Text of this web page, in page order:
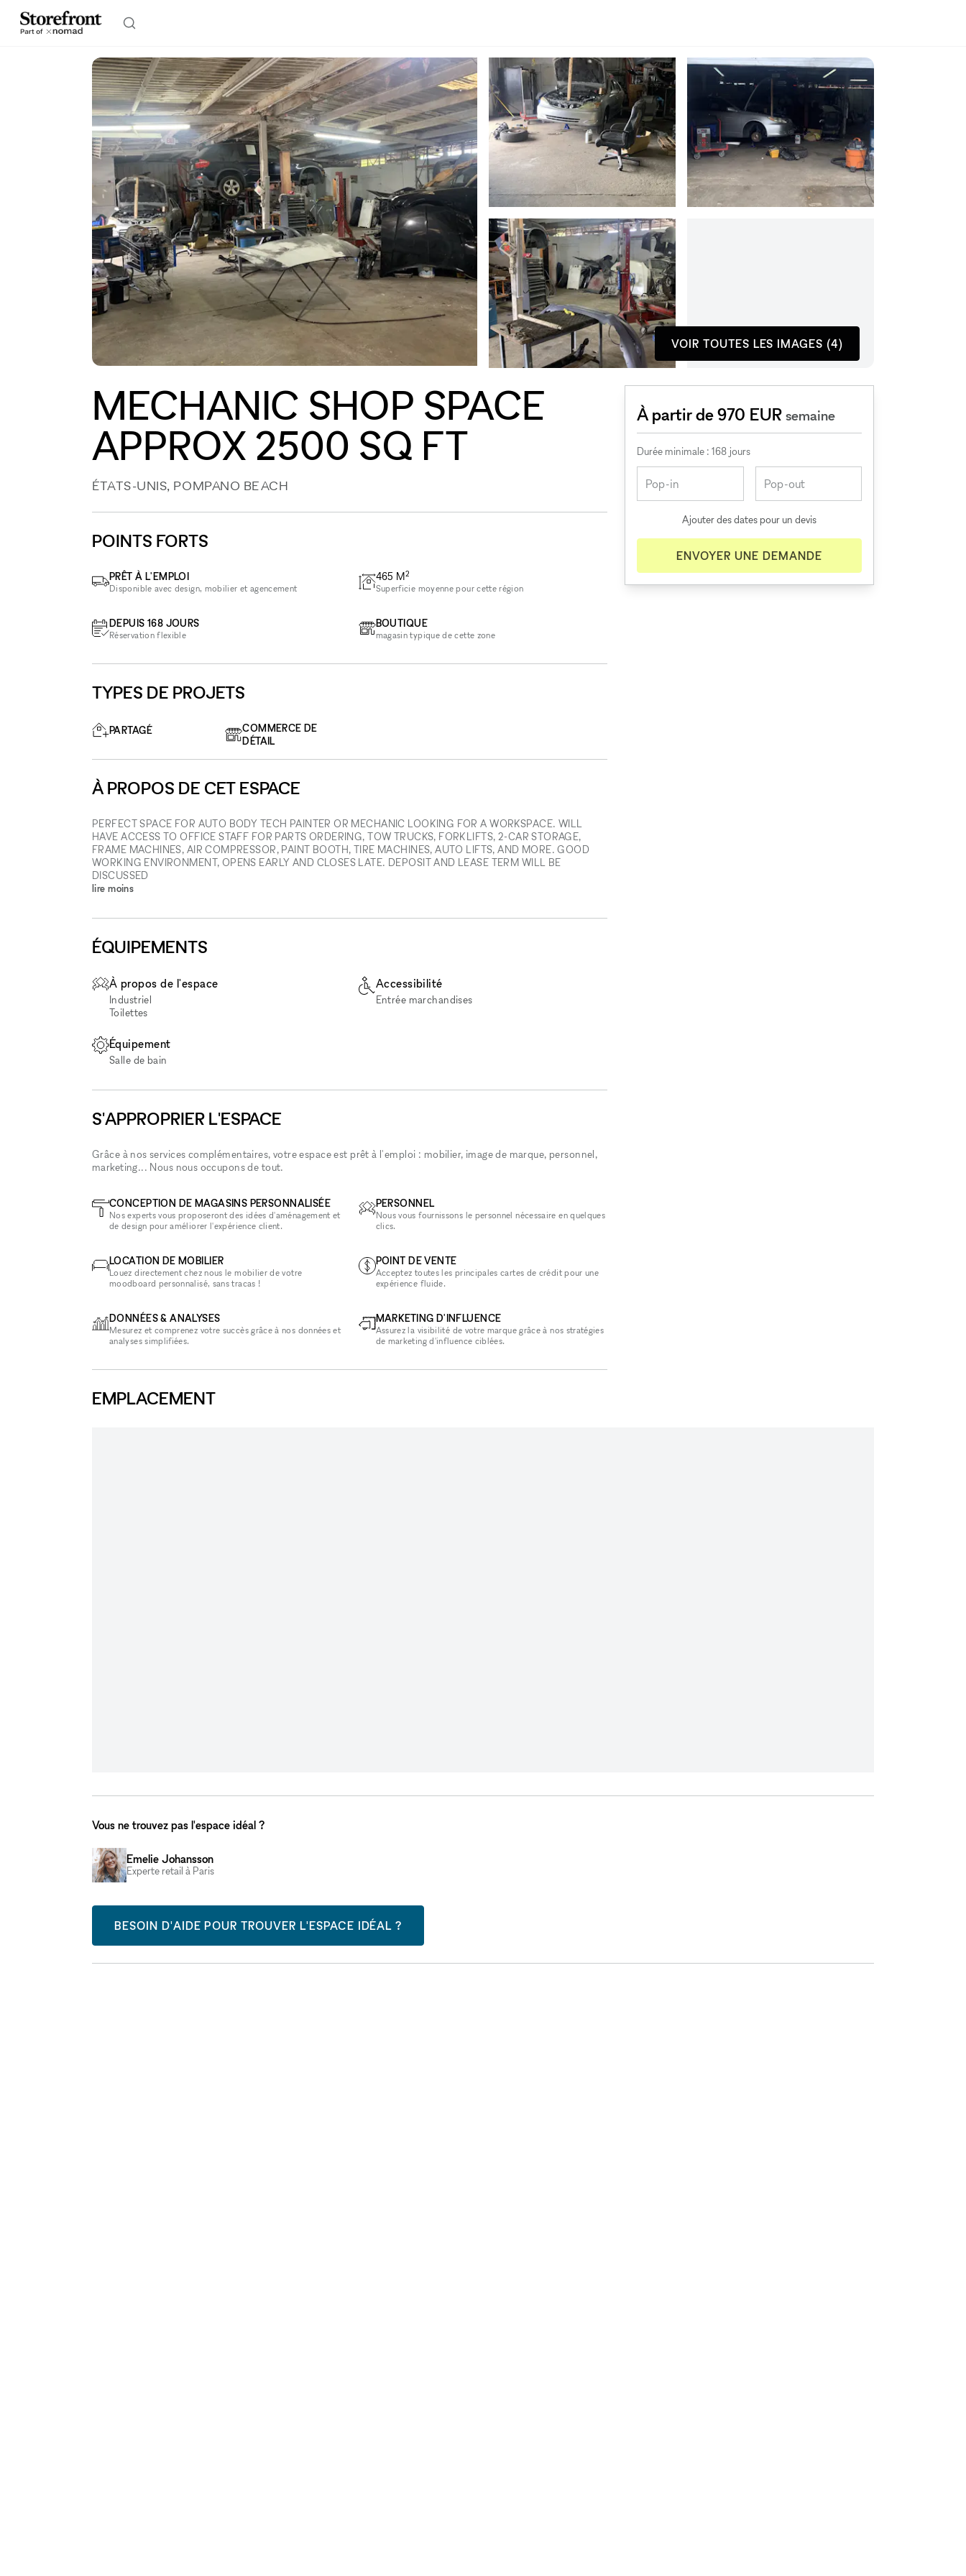
VOIR TOUTES LES IMAGES (4)
MECHANIC SHOP SPACE
APPROX 2500 SQ FT
ÉTATS-UNIS, POMPANO BEACH
POINTS FORTS
PRÊT À L'EMPLOI
Disponible avec design, mobilier et agencement
DEPUIS 168 JOURS
Réservation flexible
465 M2
Superficie moyenne pour cette région
BOUTIQUE
magasin typique de cette zone
TYPES DE PROJETS
PARTAGÉ
COMMERCE DE
DÉTAIL
À PROPOS DE CET ESPACE
PERFECT SPACE FOR AUTO BODY TECH PAINTER OR MECHANIC LOOKING FOR A WORKSPACE. WILL
HAVE ACCESS TO OFFICE STAFF FOR PARTS ORDERING, TOW TRUCKS, FORKLIFTS, 2-CAR STORAGE,
FRAME MACHINES, AIR COMPRESSOR, PAINT BOOTH, TIRE MACHINES, AUTO LIFTS, AND MORE. GOOD
WORKING ENVIRONMENT, OPENS EARLY AND CLOSES LATE. DEPOSIT AND LEASE TERM WILL BE
DISCUSSED
lire moins
ÉQUIPEMENTS
À propos de l'espace
Industriel
Toilettes
Accessibilité
Entrée marchandises
Équipement
Salle de bain
S'APPROPRIER L'ESPACE
Grâce à nos services complémentaires, votre espace est prêt à l'emploi : mobilier, image de marque, personnel,
marketing... Nous nous occupons de tout.
CONCEPTION DE MAGASINS PERSONNALISÉE
Nos experts vous proposeront des idées d'aménagement et
de design pour améliorer l'expérience client.
LOCATION DE MOBILIER
Louez directement chez nous le mobilier de votre
moodboard personnalisé, sans tracas !
DONNÉES & ANALYSES
Mesurez et comprenez votre succès grâce à nos données et
analyses simplifiées.
PERSONNEL
Nous vous fournissons le personnel nécessaire en quelques
clics.
POINT DE VENTE
Acceptez toutes les principales cartes de crédit pour une
expérience fluide.
MARKETING D'INFLUENCE
Assurez la visibilité de votre marque grâce à nos stratégies
de marketing d'influence ciblées.
À partir de 970 EURsemaine
Durée minimale : 168 jours
Ajouter des dates pour un devis
ENVOYER UNE DEMANDE
EMPLACEMENT
Vous ne trouvez pas l'espace idéal ?
Emelie Johansson
Experte retail à Paris
BESOIN D'AIDE POUR TROUVER L'ESPACE IDÉAL ?